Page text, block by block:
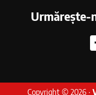
Urmărește-
Copyright © 2026 ·